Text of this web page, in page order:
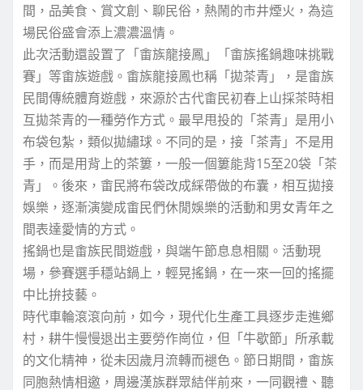
間，品美食、賞文創、聊民俗，熱鬧的市井煙火，為這
場民俗盛會添上濃濃溫情。
此次活動還設置了「畬族龍接鳳」「畬族搖鍋趣味挑戰
賽」等畬族遊戲。畬族龍接鳳也稱「拋茶青」，是畬族
民間傳統體育遊戲，來源於古代畬民初春上山採茶時相
互拋茶青的一種勞作方式。最早甩投的「茶青」是用小
布袋包紮，類似拋繡球。不同的是，接「茶青」不是用
手，而是用背上的茶簍，一般一個簍能背15至20袋「茶
青」。後來，畬民將布袋改成綵帶做的布囊，相互拋接
娛樂，逐漸演變成畬民們休閒娛樂的活動和男女青年之
間表達愛情的方式。
搖鍋也是畬族民間遊戲，與端午節息息相關。活動現
場，參賽選手穩站鍋上，輕晃搖鍋，在一來一回的搖擺
中比拚技藝。
時代車輪滾滾向前，如今，現代化生產工具逐步走進鄉
村，耕牛慢慢退出主要勞作崗位，但「牛歇節」所承載
的文化精神，從未因歲月流轉而褪色。節日期間，畬族
同胞熱情相邀，周邊漢族群眾結伴前來，一同觀禮、聽